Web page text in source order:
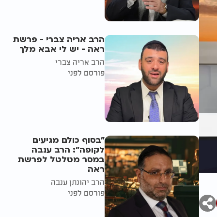
הרב אריה צברי - פרשת
ראה - יש לי אבא מלך
הרב אריה צברי
פורסם לפני
"בסוף כולם מגיעים
לקופה": הרב ענבה
במסר מטלטל לפרשת
ראה
הרב יהונתן ענבה
פורסם לפני